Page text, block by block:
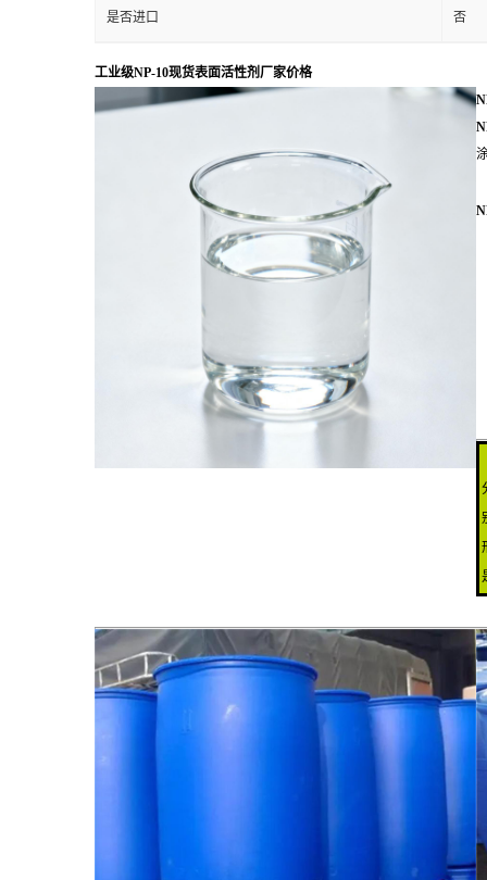
是否进口 否
工业级NP-10现货表面活性剂厂家价格